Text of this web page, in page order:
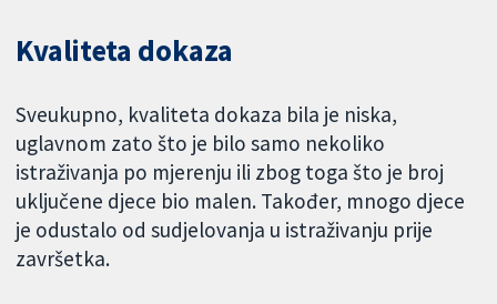
Kvaliteta dokaza
Sveukupno, kvaliteta dokaza bila je niska,
uglavnom zato što je bilo samo nekoliko
istraživanja po mjerenju ili zbog toga što je broj
uključene djece bio malen. Također, mnogo djece
je odustalo od sudjelovanja u istraživanju prije
završetka.